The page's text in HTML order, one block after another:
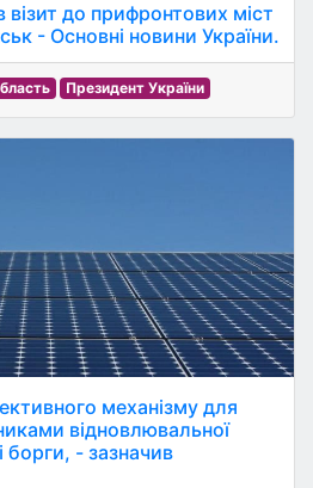
візит до прифронтових міст
- Основні новини України.
Президент України
механізму для
відновлювальної
борги, - зазначив